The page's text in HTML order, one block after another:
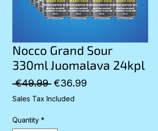
Nocco Grand Sour
330ml Juomalava 24kpl
€49.99 Regular
Price
€36.99
Sales Tax Included
Quantity *